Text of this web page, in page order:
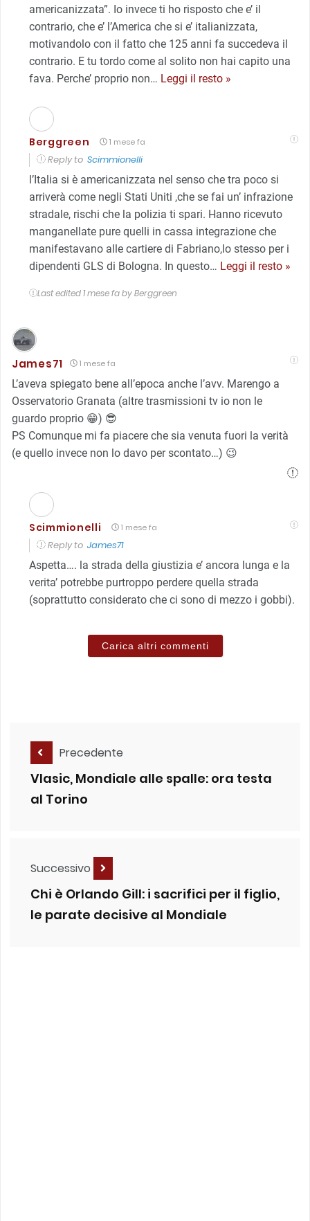
americanizzata”. Io invece ti ho risposto che e’ il
contrario, che e’ l’America che si e’ italianizzata,
motivandolo con il fatto che 125 anni fa succedeva il
contrario. E tu tordo come al solito non hai capito una
fava. Perche’ proprio non… Leggi il resto »
Berggreen 1 mese fa
Reply to Scimmionelli
l’Italia si è americanizzata nel senso che tra poco si
arriverà come negli Stati Uniti ,che se fai un’ infrazione
stradale, rischi che la polizia ti spari. Hanno ricevuto
manganellate pure quelli in cassa integrazione che
manifestavano alle cartiere di Fabriano,lo stesso per i
dipendenti GLS di Bologna. In questo… Leggi il resto »
Last edited 1 mese fa by Berggreen
James71 1 mese fa
L’aveva spiegato bene all’epoca anche l’avv. Marengo a
Osservatorio Granata (altre trasmissioni tv io non le
guardo proprio 😁) 😎
PS Comunque mi fa piacere che sia venuta fuori la verità
(e quello invece non lo davo per scontato…) 😉
Scimmionelli 1 mese fa
Reply to James71
Aspetta…. la strada della giustizia e’ ancora lunga e la
verita’ potrebbe purtroppo perdere quella strada
(soprattutto considerato che ci sono di mezzo i gobbi).
Carica altri commenti
Precedente
Vlasic, Mondiale alle spalle: ora testa
al Torino
Successivo
Chi è Orlando Gill: i sacrifici per il figlio,
le parate decisive al Mondiale